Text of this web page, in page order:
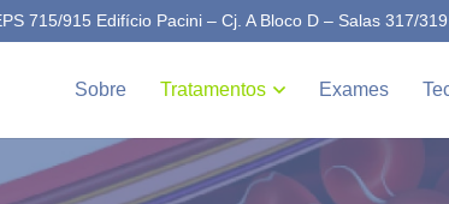
715/915 Edifício Pacini – Cj. A Bloco D – Salas 317/
Sobre Tratamentos Exames